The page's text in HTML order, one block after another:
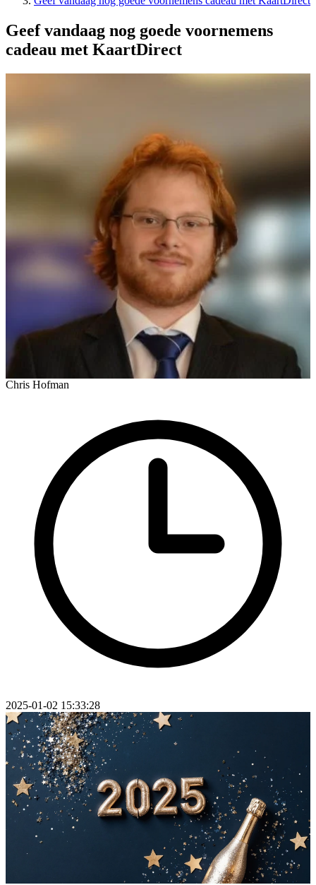
Geef vandaag nog goede voornemens
cadeau met KaartDirect
Chris Hofman
2025-01-02 15:33:28